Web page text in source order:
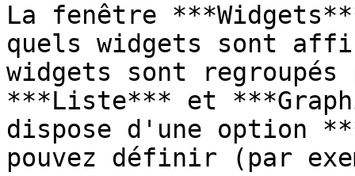
La fenêtre
quels widgets sont
widgets sont
***Liste*** et
dispose d'une option
pouvez définir (par